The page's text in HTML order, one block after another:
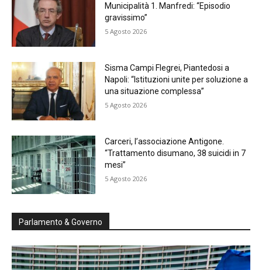
Municipalità 1. Manfredi: “Episodio
gravissimo”
5 Agosto 2026
Sisma Campi Flegrei, Piantedosi a
Napoli: “Istituzioni unite per soluzione a
una situazione complessa”
5 Agosto 2026
Carceri, l’associazione Antigone.
“Trattamento disumano, 38 suicidi in 7
mesi”
5 Agosto 2026
Parlamento & Governo